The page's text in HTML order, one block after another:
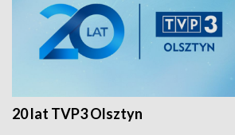
20 lat TVP3 Olsztyn